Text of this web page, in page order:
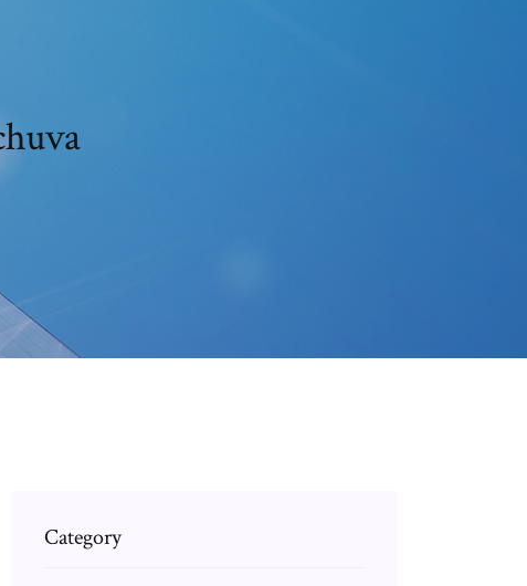
Category